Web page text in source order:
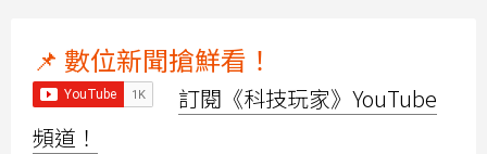
📌 數位新聞搶鮮看！
訂閱《科技玩家》YouTube
頻道！